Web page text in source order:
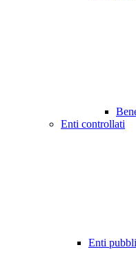
Enti controllati
Enti